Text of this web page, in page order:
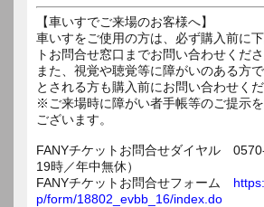
【車いすでご来場のお客様へ】
車いすをご使用の方は、必ず購入前に
トお問合せ窓口までお問い合わせくださ
また、視覚や聴覚等に障がいのある方
とされる方も購入前にお問い合わせくだ
※ご来場時に障がい者手帳等のご提示
ございます。
FANYチケットお問合せダイヤル
19時／年中無休）
FANYチケットお問合せフォーム
p/form/18802_evbb_16/index.do